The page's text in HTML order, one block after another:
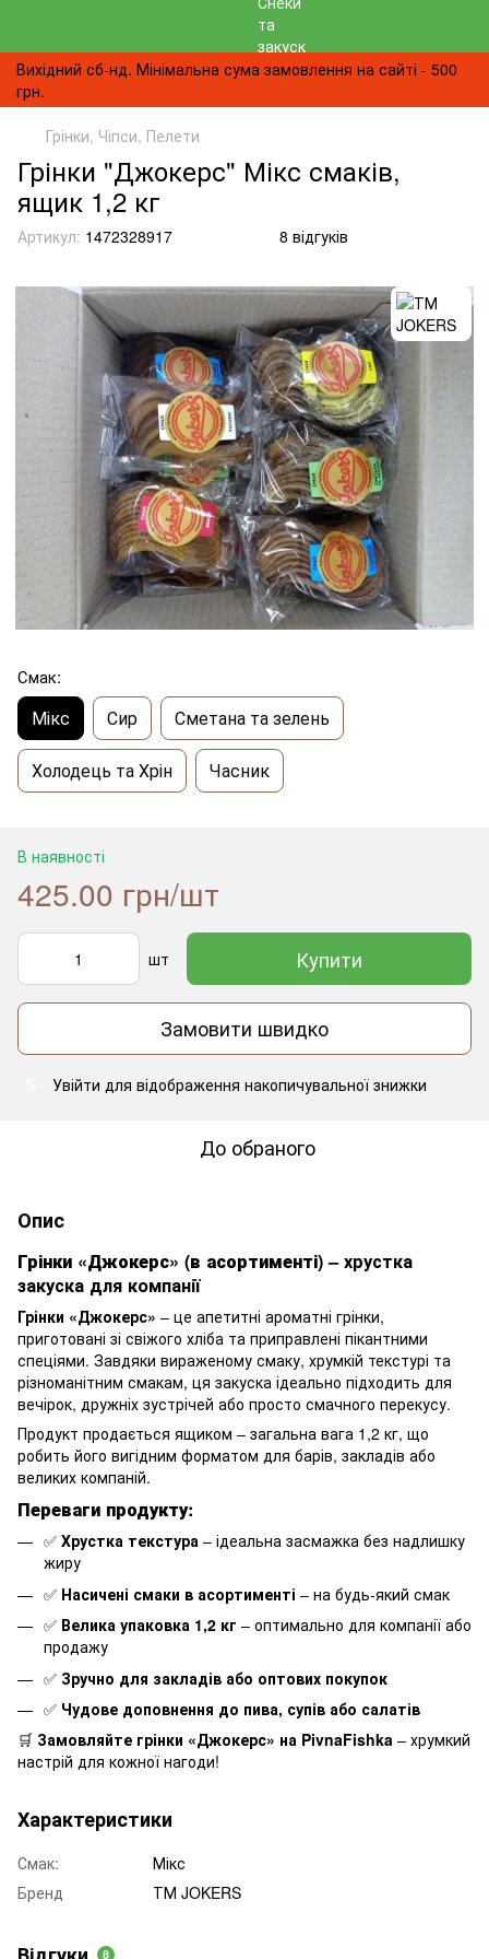
Вихідний сб-нд. Мінімальна сума замовлення на сайті - 500
грн.
Грінки, Чіпси, Пелети
Грінки "Джокерс" Мікс смаків,
ящик 1,2 кг
Артикул: 1472328917 8 відгуків
Смак:
Мікс Сир Сметана та зелень
Холодець та Хрін Часник
В наявності
425.00 грн/шт
шт Купити
Замовити швидко
Увійти для відображення накопичувальної знижки
До обраного
Опис
Грінки «Джокерс» (в асортименті)– хрустка
закуска для компанії
Грінки «Джокерс» – це апетитні ароматні грінки,
приготовані зі свіжого хліба та приправлені пікантними
спеціями. Завдяки вираженому смаку, хрумкій текстурі та
різноманітним смакам, ця закуска ідеально підходить для
вечірок, дружніх зустрічей або просто смачного перекусу.
Продукт продається ящиком – загальна вага 1,2 кг, що
робить його вигідним форматом для барів, закладів або
великих компаній.
Переваги продукту:
✅ Хрустка текстура – ідеальна засмажка без надлишку
жиру
✅ Насичені смаки в асортименті – на будь-який смак
✅ Велика упаковка 1,2 кг – оптимально для компанії або
продажу
✅ Зручно для закладів або оптових покупок
✅ Чудове доповнення до пива, супів або салатів
🛒 Замовляйте грінки «Джокерс» на PivnaFishka – хрумкий
настрій для кожної нагоди!
Характеристики
Смак:
Мікс
Бренд
ТМ JOKERS
8